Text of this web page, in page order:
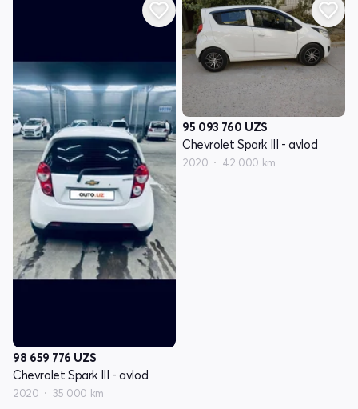
98 659 776 UZS
Chevrolet Spark III - avlod
2020 35 000 km
95 093 760 UZS
Chevrolet Spark III - avlod
2020 42 000 km